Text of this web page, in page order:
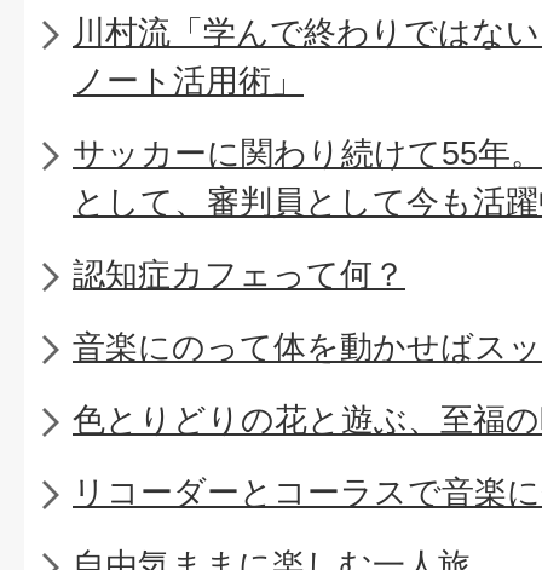
川村流「学んで終わりではな
ノート活用術」
サッカーに関わり続けて55年
として、審判員として今も活
認知症カフェって何？
音楽にのって体を動かせばス
色とりどりの花と遊ぶ、至福
リコーダーとコーラスで音楽